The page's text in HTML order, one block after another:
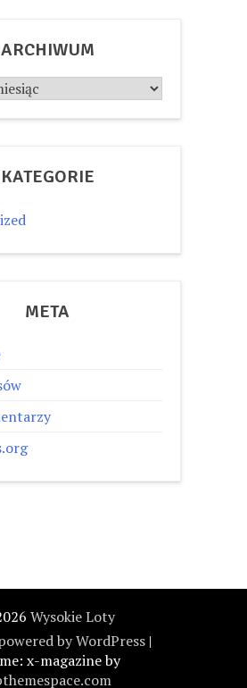
ARCHIWUM
KATEGORIE
META
Wysokie Loty
by WordPress |
x-magazine by